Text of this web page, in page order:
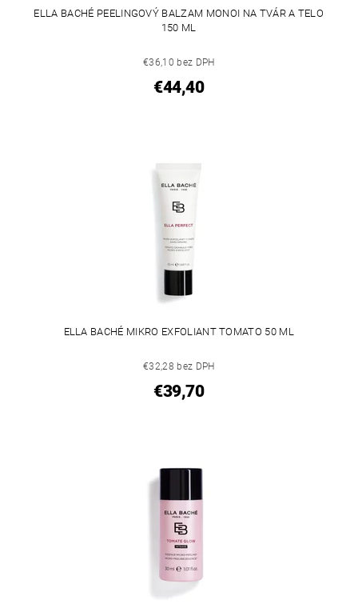
ELLA BACHÉ PEELINGOVÝ BALZAM MONOI NA TVÁR A TELO
150 ML
€36,10 bez DPH
€44,40
ELLA BACHÉ MIKRO EXFOLIANT TOMATO 50 ML
€32,28 bez DPH
€39,70